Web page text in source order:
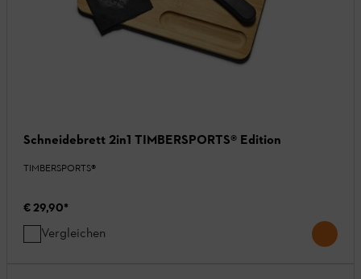
Schneidebrett 2in1 TIMBERSPORTS® Edition
TIMBERSPORTS®
€ 29,90*
Vergleichen